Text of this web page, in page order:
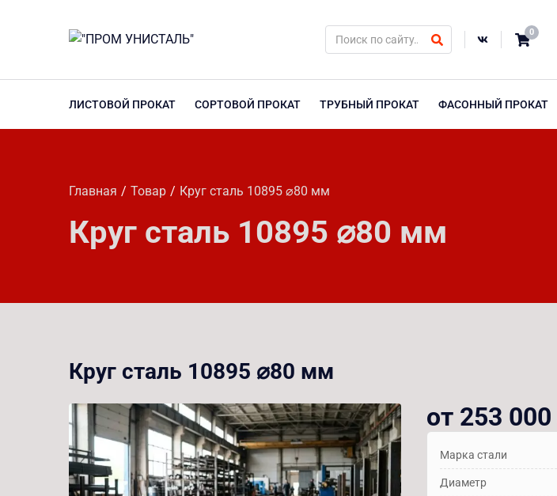
0
ЛИСТОВОЙ ПРОКАТ СОРТОВОЙ ПРОКАТ ТРУБНЫЙ ПРОКАТ ФАСОННЫЙ ПРОКАТ
Главная Товар Круг сталь 10895 ⌀80 мм
Круг сталь 10895 ⌀80 мм
Круг сталь 10895 ⌀80 мм
от 253
Марка стали
Диаметр